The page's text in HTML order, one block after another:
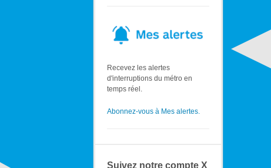
Recevez les alertes
d'interruptions du métro en
temps réel.
Abonnez-vous à Mes alertes.
Suivez notre compte X